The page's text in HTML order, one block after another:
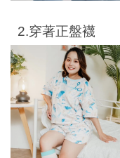
2.穿著正盤襪